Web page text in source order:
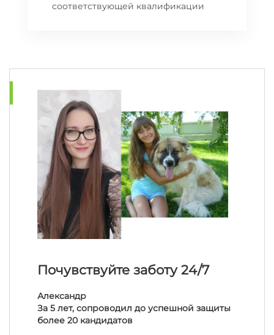
соответствующей квалификации
Почувствуйте заботу 24/7
Александр
За 5 лет, сопроводил до успешной защиты
более 20 кандидатов